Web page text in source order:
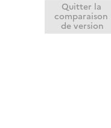
Quitter la
comparaison
de version